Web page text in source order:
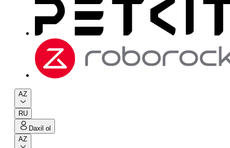
AZ
RU
Daxil ol
AZ